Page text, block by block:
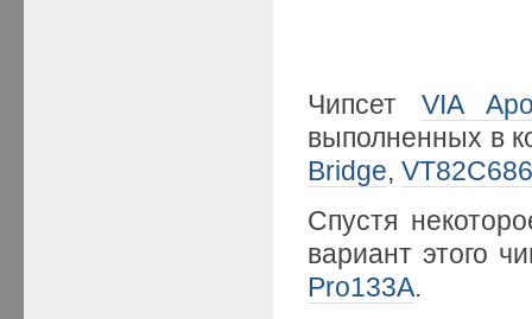
Чипсет VIA
выполненных в
Bridge,
Спустя
вариант этого
Pro133A.